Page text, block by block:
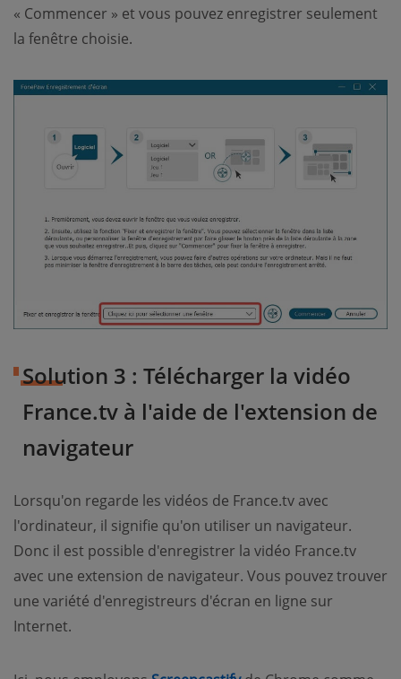
« Commencer » et vous pouvez enregistrer seulement
la fenêtre choisie.
Solution 3 : Télécharger la vidéo
France.tv à l'aide de l'extension de
navigateur
Lorsqu'on regarde les vidéos de France.tv avec
l'ordinateur, il signifie qu'on utiliser un navigateur.
Donc il est possible d'enregistrer la vidéo France.tv
avec une extension de navigateur. Vous pouvez trouver
une variété d'enregistreurs d'écran en ligne sur
Internet.